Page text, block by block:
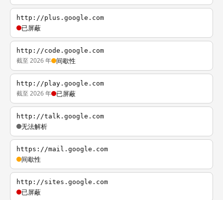
http://plus.google.com
已屏蔽
http://code.google.com
截至 2026 年 间歇性
http://play.google.com
截至 2026 年 已屏蔽
http://talk.google.com
无法解析
https://mail.google.com
间歇性
http://sites.google.com
已屏蔽